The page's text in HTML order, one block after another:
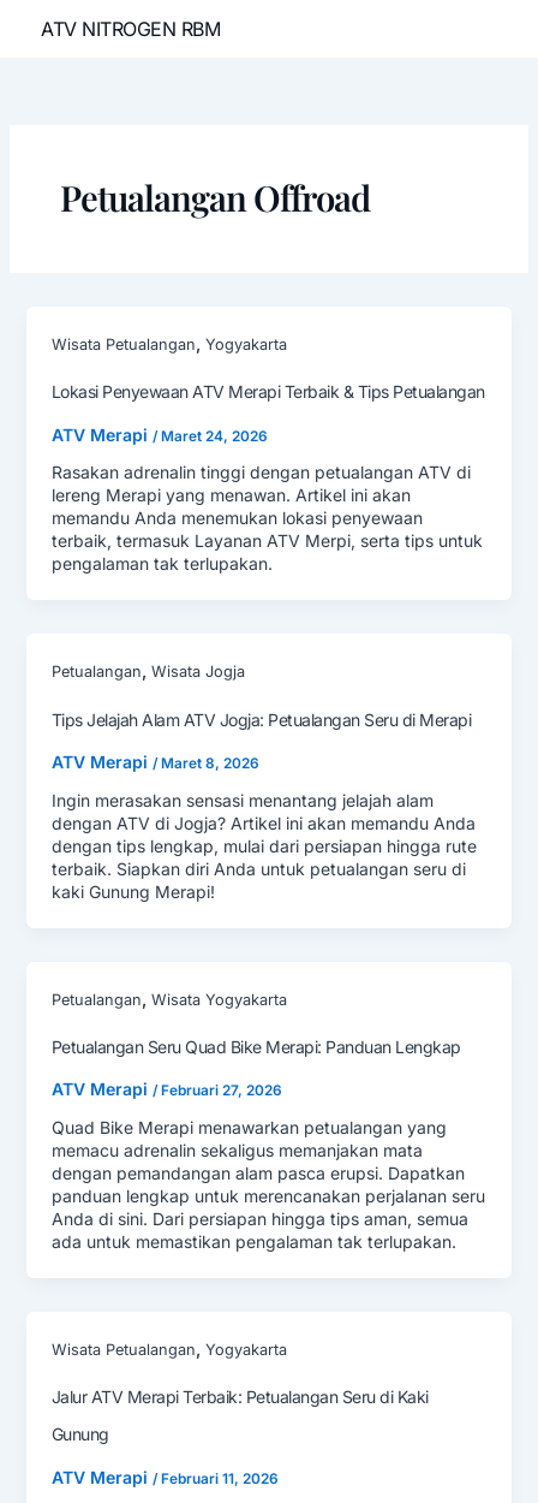
ATV NITROGEN RBM
Petualangan Offroad
Wisata Petualangan , Yogyakarta
Lokasi Penyewaan ATV Merapi Terbaik & Tips Petualangan
ATV Merapi /Maret 24, 2026
Rasakan adrenalin tinggi dengan petualangan ATV di
lereng Merapi yang menawan. Artikel ini akan
memandu Anda menemukan lokasi penyewaan
terbaik, termasuk Layanan ATV Merpi, serta tips untuk
pengalaman tak terlupakan.
Petualangan, Wisata Jogja
Tips Jelajah Alam ATV Jogja: Petualangan Seru di Merapi
ATV Merapi / Maret 8, 2026
Ingin merasakan sensasi menantang jelajah alam
dengan ATV di Jogja? Artikel ini akan memandu Anda
dengan tips lengkap, mulai dari persiapan hingga rute
terbaik. Siapkan diri Anda untuk petualangan seru di
kaki Gunung Merapi!
Petualangan , Wisata Yogyakarta
Petualangan Seru Quad Bike Merapi: Panduan Lengkap
ATV Merapi / Februari 27, 2026
Quad Bike Merapi menawarkan petualangan yang
memacu adrenalin sekaligus memanjakan mata
dengan pemandangan alam pasca erupsi. Dapatkan
panduan lengkap untuk merencanakan perjalanan seru
Anda di sini. Dari persiapan hingga tips aman, semua
ada untuk memastikan pengalaman tak terlupakan.
Wisata Petualangan , Yogyakarta
Jalur ATV Merapi Terbaik: Petualangan Seru di Kaki
Gunung
ATV Merapi /Februari 11, 2026